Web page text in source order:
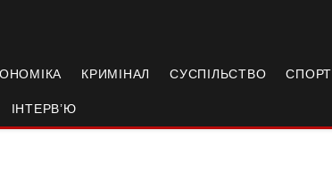
КРИМІНАЛ СУСПІЛЬСТВО СПОРТ
ІНТЕРВ’Ю